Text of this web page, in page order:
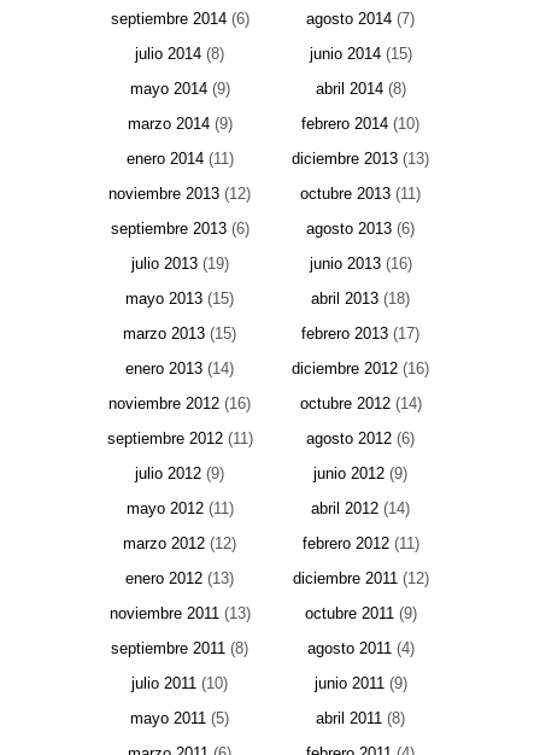
septiembre 2014(6) agosto 2014 (7)
julio 2014 (8) junio 2014(15)
mayo 2014(9) abril 2014(8)
marzo 2014(9) febrero 2014 (10)
enero 2014(11) diciembre 2013 (13)
noviembre 2013 (12) octubre 2013 (11)
septiembre 2013(6) agosto 2013 (6)
julio 2013(19) junio 2013(16)
mayo 2013 (15) abril 2013 (18)
marzo 2013 (15) febrero 2013 (17)
enero 2013 (14) diciembre 2012 (16)
noviembre 2012 (16) octubre 2012(14)
septiembre 2012(11) agosto 2012 (6)
julio 2012 (9) junio 2012 (9)
mayo 2012(11) abril 2012 (14)
marzo 2012 (12) febrero 2012(11)
enero 2012 (13) diciembre 2011(12)
noviembre 2011(13) octubre 2011(9)
septiembre 2011 (8) agosto 2011(4)
julio 2011 (10) junio 2011(9)
mayo 2011 (5) abril 2011 (8)